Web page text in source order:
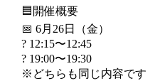
🟦開催概要
📅 6月26日（金）
? 12:15〜12:45
? 19:00〜19:30
※どちらも同じ内容です